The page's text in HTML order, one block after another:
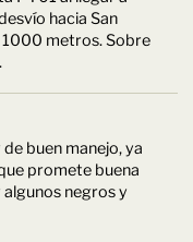
hacia San
1000 metros. Sobre
buen manejo, ya
promete buena
negros y